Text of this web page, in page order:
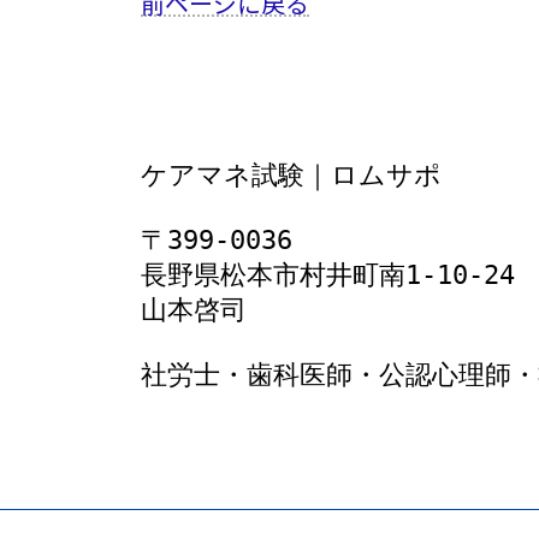
ケアマネ試験｜ロムサポ
〒399-0036
長野県松本市村井町南1‐10‐24
山本啓司
社労士・歯科医師・公認心理師